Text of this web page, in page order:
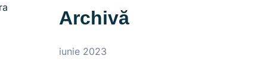
Archivă
iunie 2023